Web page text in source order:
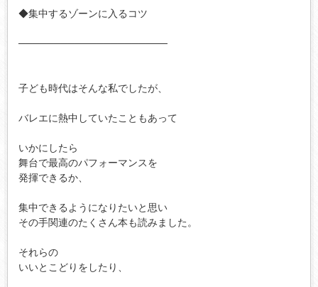
◆集中するゾーンに入るコツ
─────────────────────
子ども時代はそんな私でしたが、
バレエに熱中していたこともあって
いかにしたら
舞台で最高のパフォーマンスを
発揮できるか、
集中できるようになりたいと思い
その手関連のたくさん本も読みました。
それらの
いいとこどりをしたり、